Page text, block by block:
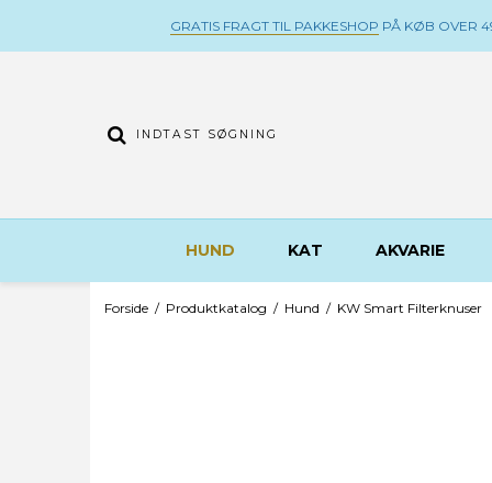
GRATIS FRAGT TIL PAKKESHOP PÅ KØB OVER
HUND KAT AKVARIE
Forside / Produktkatalog / Hund / KW Smart Filterknuser